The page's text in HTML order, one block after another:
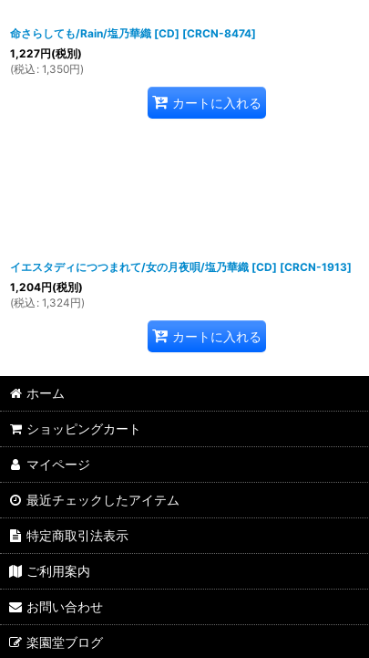
命さらしても/Rain/塩乃華織 [CD] [CRCN-8474]
1,227円(税別)
(税込 : 1,350円)
カートに入れる
イエスタディにつつまれて/女の月夜唄/塩乃華織 [CD] [CRCN-1913]
1,204円(税別)
(税込 : 1,324円)
カートに入れる
ホーム
ショッピングカート
マイページ
最近チェックしたアイテム
特定商取引法表示
ご利用案内
お問い合わせ
楽園堂ブログ